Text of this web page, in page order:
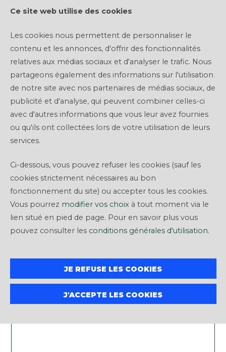
Ce site web utilise des cookies
Les cookies nous permettent de personnaliser le
contenu et les annonces, d'offrir des fonctionnalités
relatives aux médias sociaux et d'analyser le trafic. Nous
partageons également des informations sur l'utilisation
de notre site avec nos partenaires de médias sociaux, de
publicité et d'analyse, qui peuvent combiner celles-ci
avec d'autres informations que vous leur avez fournies
ou qu'ils ont collectées lors de votre utilisation de leurs
services.
Ci-dessous, vous pouvez refuser les cookies (sauf les
cookies strictement nécessaires au bon
fonctionnement du site) ou accepter tous les cookies.
Vous pourrez modifier vos choix à tout moment via le
lien situé en pied de page. Pour en savoir plus vous
pouvez consulter les conditions générales d'utilisation.
JE REFUSE LES COOKIES
J'ACCEPTE LES COOKIES
Contact
*Prénom
*Nom
*Email